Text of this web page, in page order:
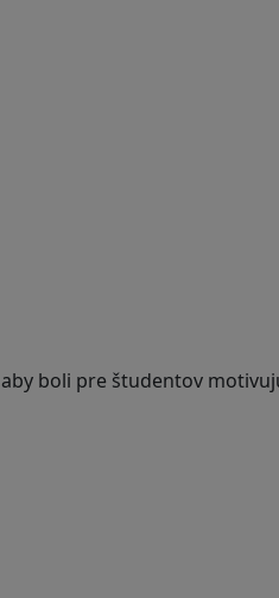
boli pre študentov